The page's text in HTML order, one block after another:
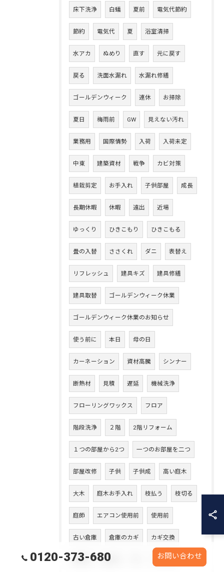
床下洗浄 白蟻 夏前 電気代節約
節約 電気代 夏 浴室清掃
水アカ ぬめり 直す 元に戻す
戻る 洗面水漏れ 水漏れ修繕
ゴールデンウィーク 連休 お掃除
夏日 梅雨前 GW 見えない汚れ
業務用 国際情勢 入荷 入荷未定
中東 建築資材 戦争 カビ対策
植栽剪定 お手入れ 子供部屋 成長
長期休暇 休暇 遠出 近場
ゆっくり ひきこもり ひきこもる
畳の入替 ささくれ ダニ 表替え
リフレッシュ 建具キズ 建具修繕
建具取替 ゴールデンウィーク休業
ゴールデンウィーク休業のお知らせ
使う前に 本日 母の日
カーネーション 資材高騰 シンナー
断熱材 見積 遅延 機械洗浄
フローリングワックス フロア
階段洗浄 ２階 2階リフォーム
１つの部屋から2つ 一つのお部屋を二つ
部屋改修 子供 子供成 高い庭木
大木 庭木お手入れ 枝払う 枝切る
庭師 エアコン使用前 使用前
古い倉庫 倉庫のカギ カギ交換
鍵取替 鍵紛失 クマ対策
0120-373-680 お問い合わせ